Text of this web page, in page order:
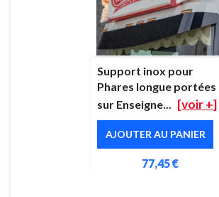
Support inox pour
Phares longue portées
sur Enseigne... [voir +]
AJOUTER AU PANIER
77,45 €